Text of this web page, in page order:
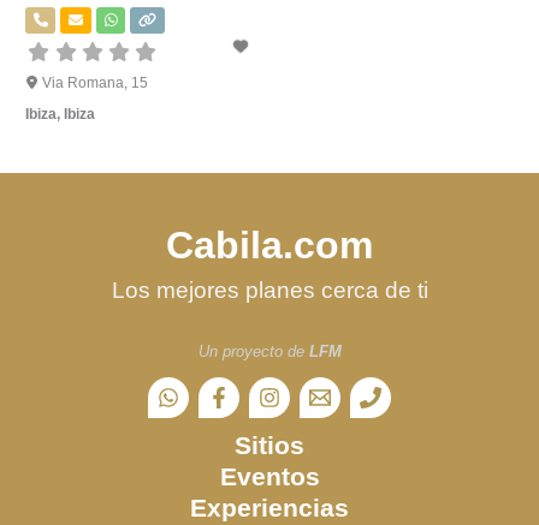
Via Romana, 15
Ibiza, Ibiza
Cabila.com
Los mejores planes cerca de ti
Un proyecto de LFM
Sitios
Eventos
Experiencias